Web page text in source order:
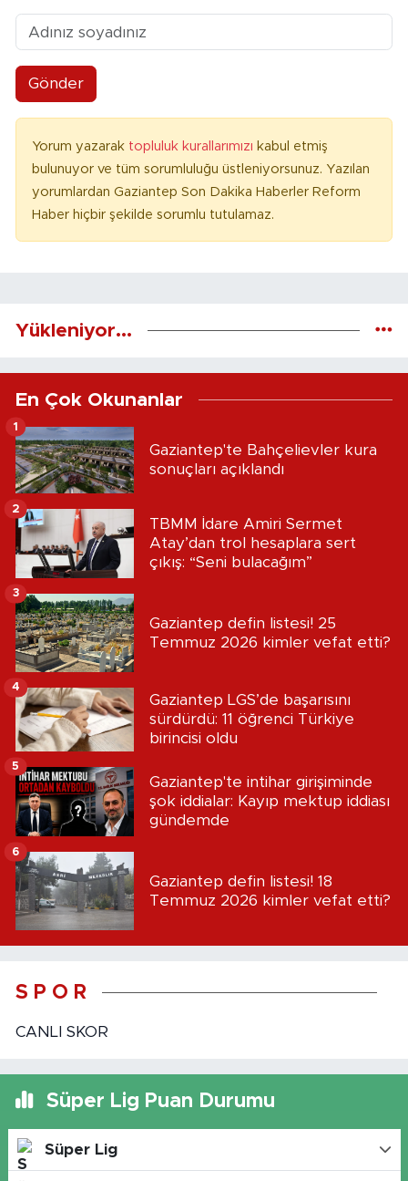
Gönder
Yorum yazarak topluluk kurallarımızı kabul etmiş
bulunuyor ve tüm sorumluluğu üstleniyorsunuz. Yazılan
yorumlardan Gaziantep Son Dakika Haberler Reform
Haber hiçbir şekilde sorumlu tutulamaz.
Yükleniyor...
En Çok Okunanlar
Gaziantep'te Bahçelievler kura
sonuçları açıklandı
1
TBMM İdare Amiri Sermet
Atay’dan trol hesaplara sert
çıkış: “Seni bulacağım”
2
Gaziantep defin listesi! 25
Temmuz 2026 kimler vefat etti?
3
Gaziantep LGS’de başarısını
sürdürdü: 11 öğrenci Türkiye
birincisi oldu
4
Gaziantep'te intihar girişiminde
şok iddialar: Kayıp mektup iddiası
gündemde
5
Gaziantep defin listesi! 18
Temmuz 2026 kimler vefat etti?
6
S P O R
CANLI SKOR
Süper Lig Puan Durumu
Süper Lig